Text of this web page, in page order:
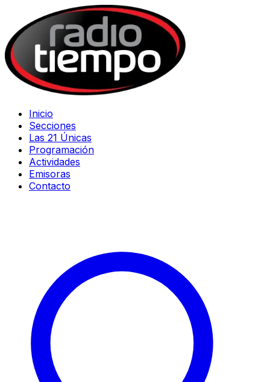
Inicio
Secciones
Las 21 Únicas
Programación
Actividades
Emisoras
Contacto